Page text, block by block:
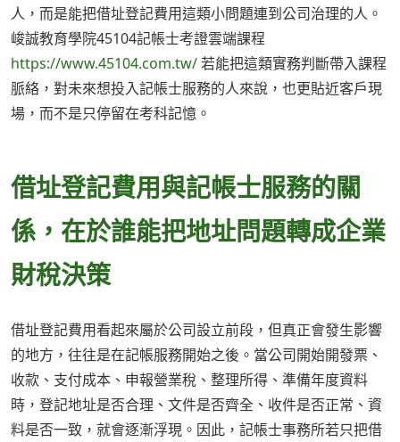
人，而是能把借址登記費用這類小問題連到公司治理的人。
峻誠教育學院45104記帳士考證雲端課程
https://www.45104.com.tw/若能把這類實務判斷帶入課程
脈絡，對未來想投入記帳士服務的人來說，也更貼近客戶現
場，而不是只停留在考科記憶。
借址登記費用與記帳士服務的關
係，在於誰能把地址問題轉成企業
財稅決策
借址登記費用看起來屬於公司設立前段，但真正會發生影響
的地方，往往是在記帳服務開始之後。當公司開始開發票、
收款、支付成本、申報營業稅、整理所得、準備年度資料
時，登記地址是否合理、文件是否齊全、收件是否正常、資
料是否一致，就會逐漸浮現。因此，記帳士事務所若只把借